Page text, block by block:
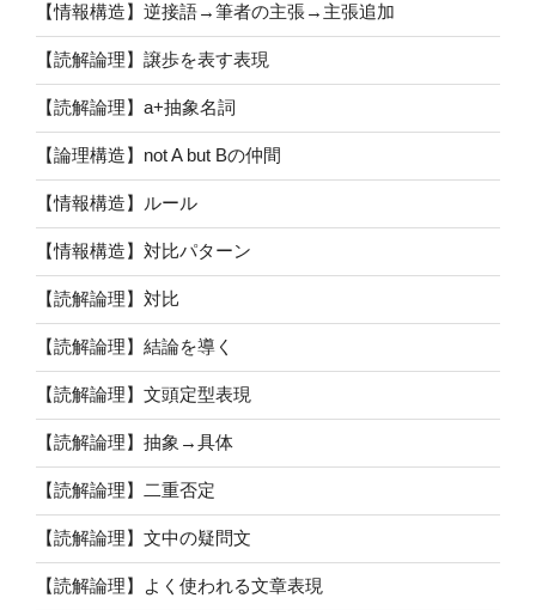
【情報構造】逆接語→筆者の主張→主張追加
【読解論理】譲歩を表す表現
【読解論理】a+抽象名詞
【論理構造】not A but Bの仲間
【情報構造】ルール
【情報構造】対比パターン
【読解論理】対比
【読解論理】結論を導く
【読解論理】文頭定型表現
【読解論理】抽象→具体
【読解論理】二重否定
【読解論理】文中の疑問文
【読解論理】よく使われる文章表現